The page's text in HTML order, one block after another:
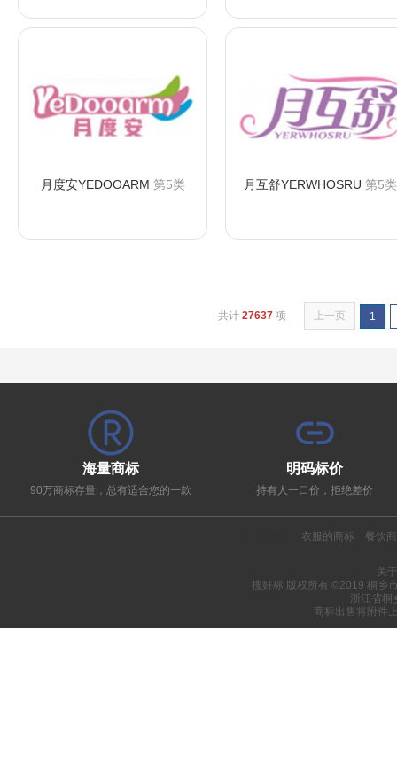
月度安YEDOOARM 第5类 月互舒YERWHOSRU 第5类
共计 27637 项 上一页 1
海量商标
90万商标存量，总有适合您的一款
明码标价
持有人一口价，拒绝差价
衣服的商标 餐饮
关
搜好标 版权所有 ©2019 桐乡
浙江省桐
商标出售将附件